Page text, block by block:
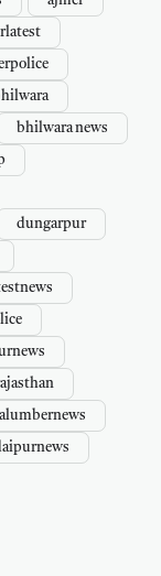
bhilwara news
dungarpur